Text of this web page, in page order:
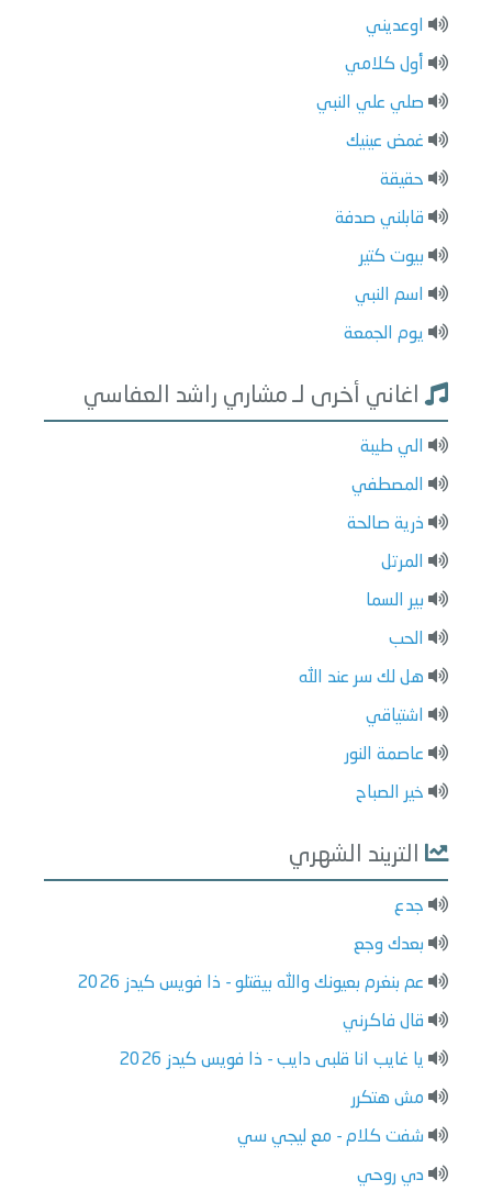
اوعديني
أول كلامي
صلي علي النبي
غمض عينيك
حقيقة
قابلني صدفة
بيوت كتير
اسم النبي
يوم الجمعة
اغاني أخرى لـ مشاري راشد العفاسي
الي طيبة
المصطفي
ذرية صالحة
المرتل
بير السما
الحب
هل لك سر عند الله
اشتياقي
عاصمة النور
خير الصباح
التريند الشهري
جدع
بعدك وجع
عم بنغرم بعيونك والله بيقتلو - ذا فويس كيدز 2026
قال فاكرني
يا غايب انا قلبى دايب - ذا فويس كيدز 2026
مش هتكرر
شفت كلام - مع ليجي سي
دي روحي